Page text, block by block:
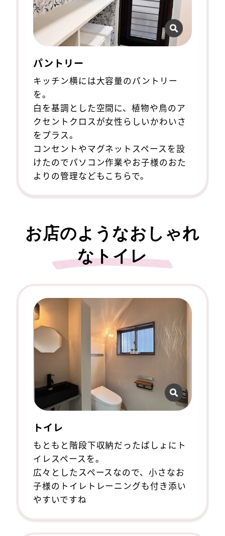
パントリー
キッチン横には大容量のパントリー
を。
白を基調とした空間に、植物や鳥のア
クセントクロスが女性らしいかわいさ
をプラス。
コンセントやマグネットスペースを設
けたのでパソコン作業やお子様のおた
よりの管理などもこちらで。
お店のようなおしゃれ
なトイレ
トイレ
もともと階段下収納だったばしょにト
イレスペースを。
広々としたスペースなので、小さなお
子様のトイレトレーニングも付き添い
やすいですね